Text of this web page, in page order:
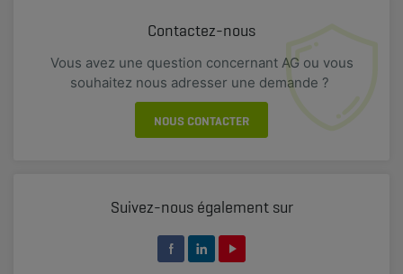
Contactez-nous
Vous avez une question concernant AG ou vous
souhaitez nous adresser une demande ?
NOUS CONTACTER
Suivez-nous également sur